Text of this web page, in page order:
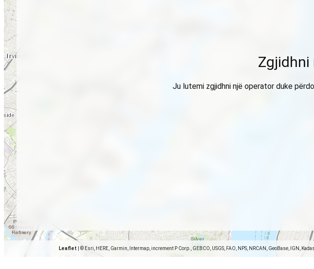
Leaflet © Esri, HERE, Garmin, Intermap, increment P Corp., GEBCO, USGS, FAO, NPS, NRCAN, GeoBase, IGN,
Zgjidhni
Ju lutemi zgjidhni një operator duke